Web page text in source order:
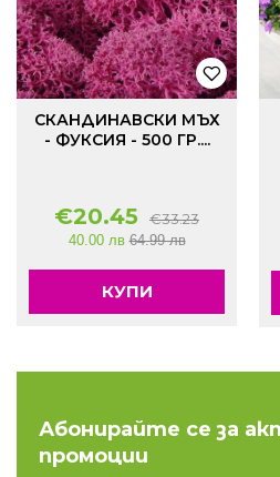
СКАНДИНАВСКИ МЪХ
- ФУКСИЯ - 500 ГР....
€20.45 €33.23
40.00 лв 64.99 лв
КУПИ
Абонирайте се за
промоции